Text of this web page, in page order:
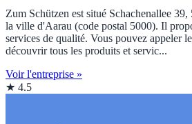
Zum Schützen est situé Schachenallee
la ville d'Aarau (code postal 5000). Il
services de qualité. Vous pouvez appeler
découvrir tous les produits et servic...
Voir l'entreprise »
★ 4.5